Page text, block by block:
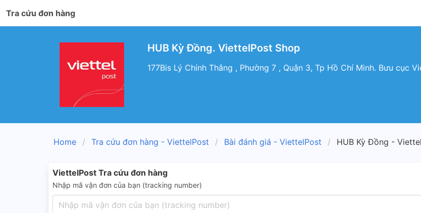
Tra cứu đơn hàng
HUB Kỳ Đồng. ViettelPost Shop
177Bis Lý Chính Thắng , Phường 7 , Quận 3, Tp Hồ Chí Minh. Bưu cục
Home Tra cứu đơn hàng - ViettelPost Bài đánh giá - ViettelPost HUB Kỳ Đồng -
ViettelPost Tra cứu đơn hàng
Nhập mã vận đơn của bạn (tracking number)